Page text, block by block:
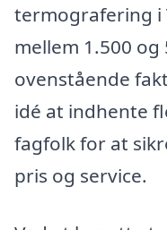
termografering i
mellem 1.500
ovenstående
idé at indhente
fagfolk for at
pris og service.